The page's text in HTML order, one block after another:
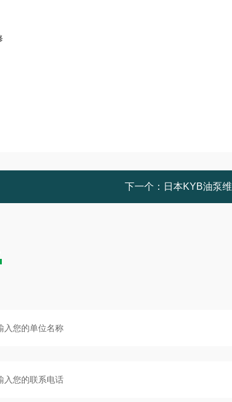
下一个： 日本KYB油泵